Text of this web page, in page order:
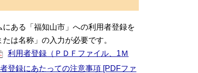
ある「福知山市」への利用者登録を
は名称」の入力が必要です。
利用者登録（ＰＤＦファイル、1Ｍ
登録にあたっての注意事項 [PDFファ